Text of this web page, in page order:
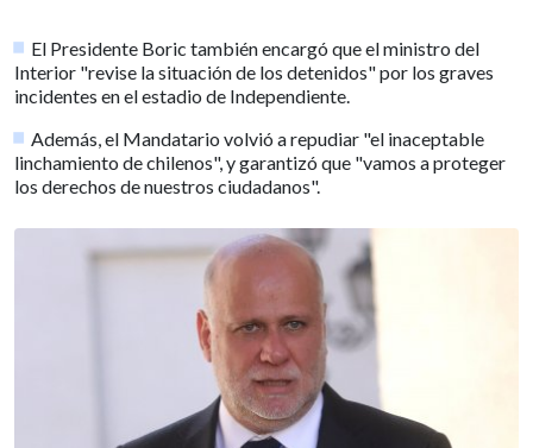
El Presidente Boric también encargó que el ministro del
Interior "revise la situación de los detenidos" por los graves
incidentes en el estadio de Independiente.
Además, el Mandatario volvió a repudiar "el inaceptable
linchamiento de chilenos", y garantizó que "vamos a proteger
los derechos de nuestros ciudadanos".